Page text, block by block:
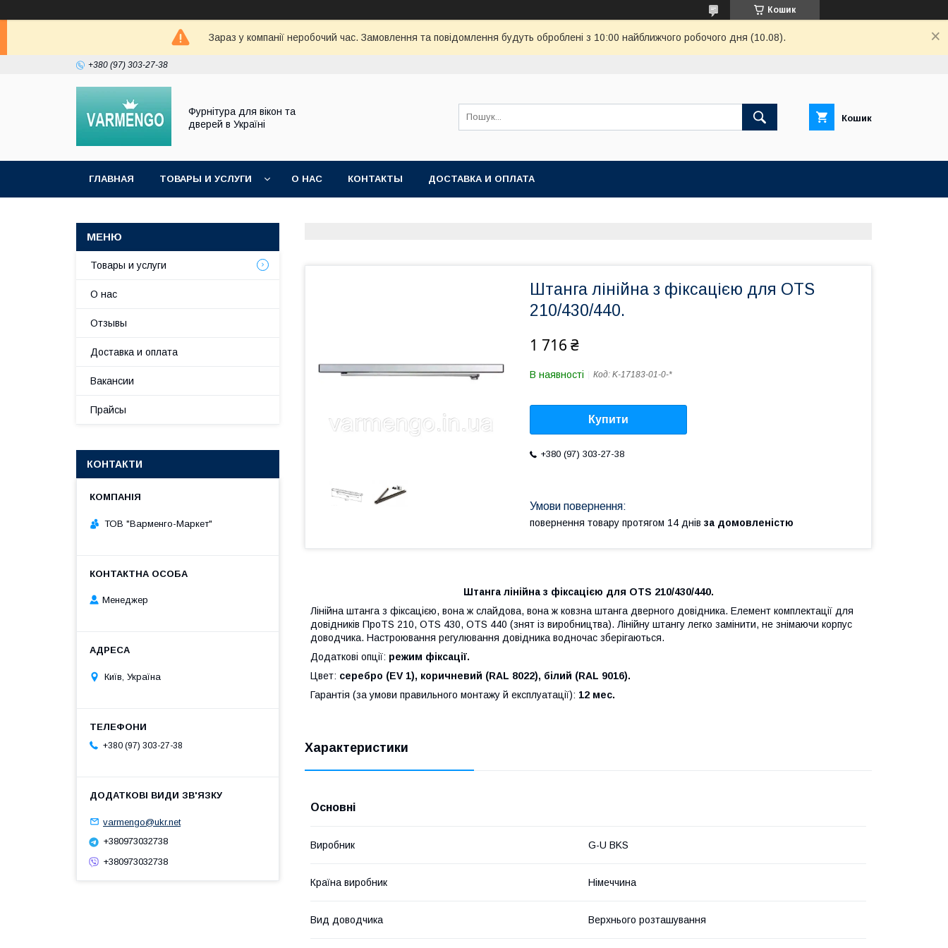
Кошик
Зараз у компанії неробочий час. Замовлення та повідомлення будуть оброблені з 10:00 найближчого робочого дня (10.08).
+380 (97) 303-27-38
Фурнітура для вікон та
дверей в Україні
Кошик
ГЛАВНАЯ ТОВАРЫ И УСЛУГИ О НАС КОНТАКТЫ ДОСТАВКА И ОПЛАТА
Штанга лінійна з фіксацією для ОTS
210/430/440.
1 716 ₴
В наявності Код: K-17183-01-0-*
Купити
+380 (97) 303-27-38
повернення товару протягом 14 днів за домовленістю
Штанга лінійна з фіксацією для ОTS 210/430/440.
Лінійна штанга з фіксацією, вона ж слайдова, вона ж ковзна штанга дверного довідника. Елемент комплектації для
довідників ПроTS 210, ОTS 430, ОTS 440 (знят із виробництва). Лінійну штангу легко замінити, не знімаючи корпус
доводчика. Настроювання регулювання довідника водночас зберігаються.
Додаткові опції: режим фіксації.
Цвет: серебро (EV 1), коричневий (RAL 8022), білий (RAL 9016).
Гарантія (за умови правильного монтажу й експлуатації): 12 мес.
Характеристики
Основні
Виробник G-U BKS
Країна виробник Німеччина
Вид доводчика Верхнього розташування
Товары и услуги
О нас
Отзывы
Доставка и оплата
Вакансии
Прайсы
КОНТАКТИ
ТОВ "Варменго-Маркет"
Менеджер
Київ, Україна
+380 (97) 303-27-38
varmengo@ukr.net
+380973032738
+380973032738